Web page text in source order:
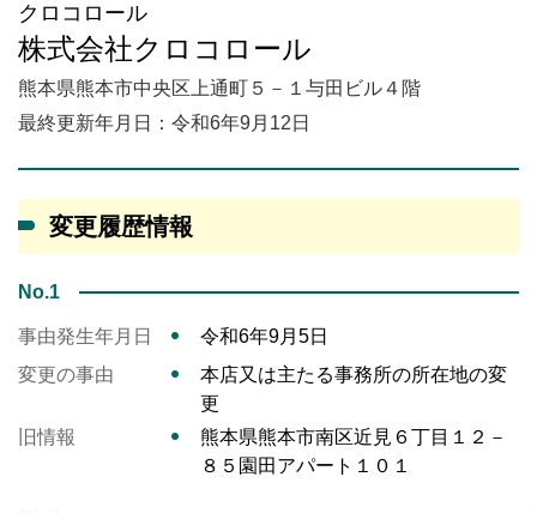
クロコロール
株式会社クロコロール
熊本県熊本市中央区上通町５－１与田ビル４階
最終更新年月日：令和6年9月12日
変更履歴情報
No.1
事由発生年月日
令和6年9月5日
変更の事由
本店又は主たる事務所の所在地の変
更
旧情報
熊本県熊本市南区近見６丁目１２－
８５園田アパート１０１